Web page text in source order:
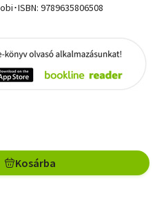
･ISBN: 9789635806508
Kosárba